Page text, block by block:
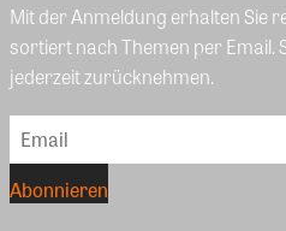
Mit der Anmeldung erhalten Sie
sortiert nach Themen per Email.
jederzeit zurücknehmen.